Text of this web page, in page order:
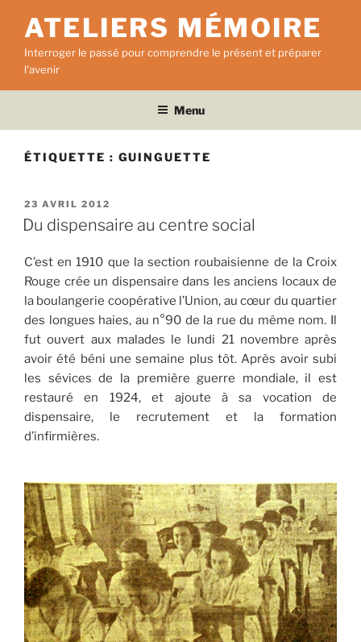
contenu
principal
ATELIERS MÉMOIRE
Interroger le passé pour comprendre le présent et préparer
l'avenir
Menu
ÉTIQUETTE : GUINGUETTE
PUBLIÉ
LE
23 AVRIL 2012
Du dispensaire au centre social
C’est en 1910 que la section roubaisienne de la Croix
Rouge crée un dispensaire dans les anciens locaux de
la boulangerie coopérative l’Union, au cœur du quartier
des longues haies, au n°90 de la rue du même nom. Il
fut ouvert aux malades le lundi 21 novembre après
avoir été béni une semaine plus tôt. Après avoir subi
les sévices de la première guerre mondiale, il est
restauré en 1924, et ajoute à sa vocation de
dispensaire, le recrutement et la formation
d’infirmières.